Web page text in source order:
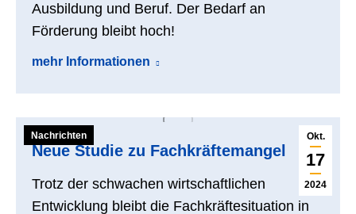
Ausbildung und Beruf. Der Bedarf an
Förderung bleibt hoch!
mehr Informationen
Okt.
17
2024
Nachrichten
Neue Studie zu Fachkräftemangel
Trotz der schwachen wirtschaftlichen
Entwicklung bleibt die Fachkräftesituation in